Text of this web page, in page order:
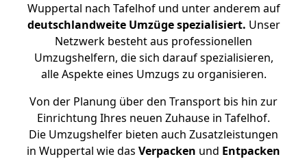
Wuppertal nach Tafelhof und unter anderem auf
deutschlandweite Umzüge spezialisiert. Unser
Netzwerk besteht aus professionellen
Umzugshelfern, die sich darauf spezialisieren,
alle Aspekte eines Umzugs zu organisieren.
Von der Planung über den Transport bis hin zur
Einrichtung Ihres neuen Zuhause in Tafelhof.
Die Umzugshelfer bieten auch Zusatzleistungen
in Wuppertal wie das Verpacken und Entpacken